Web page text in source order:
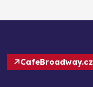
CafeBroadway.cz